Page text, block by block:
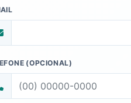
(OPCIONAL)